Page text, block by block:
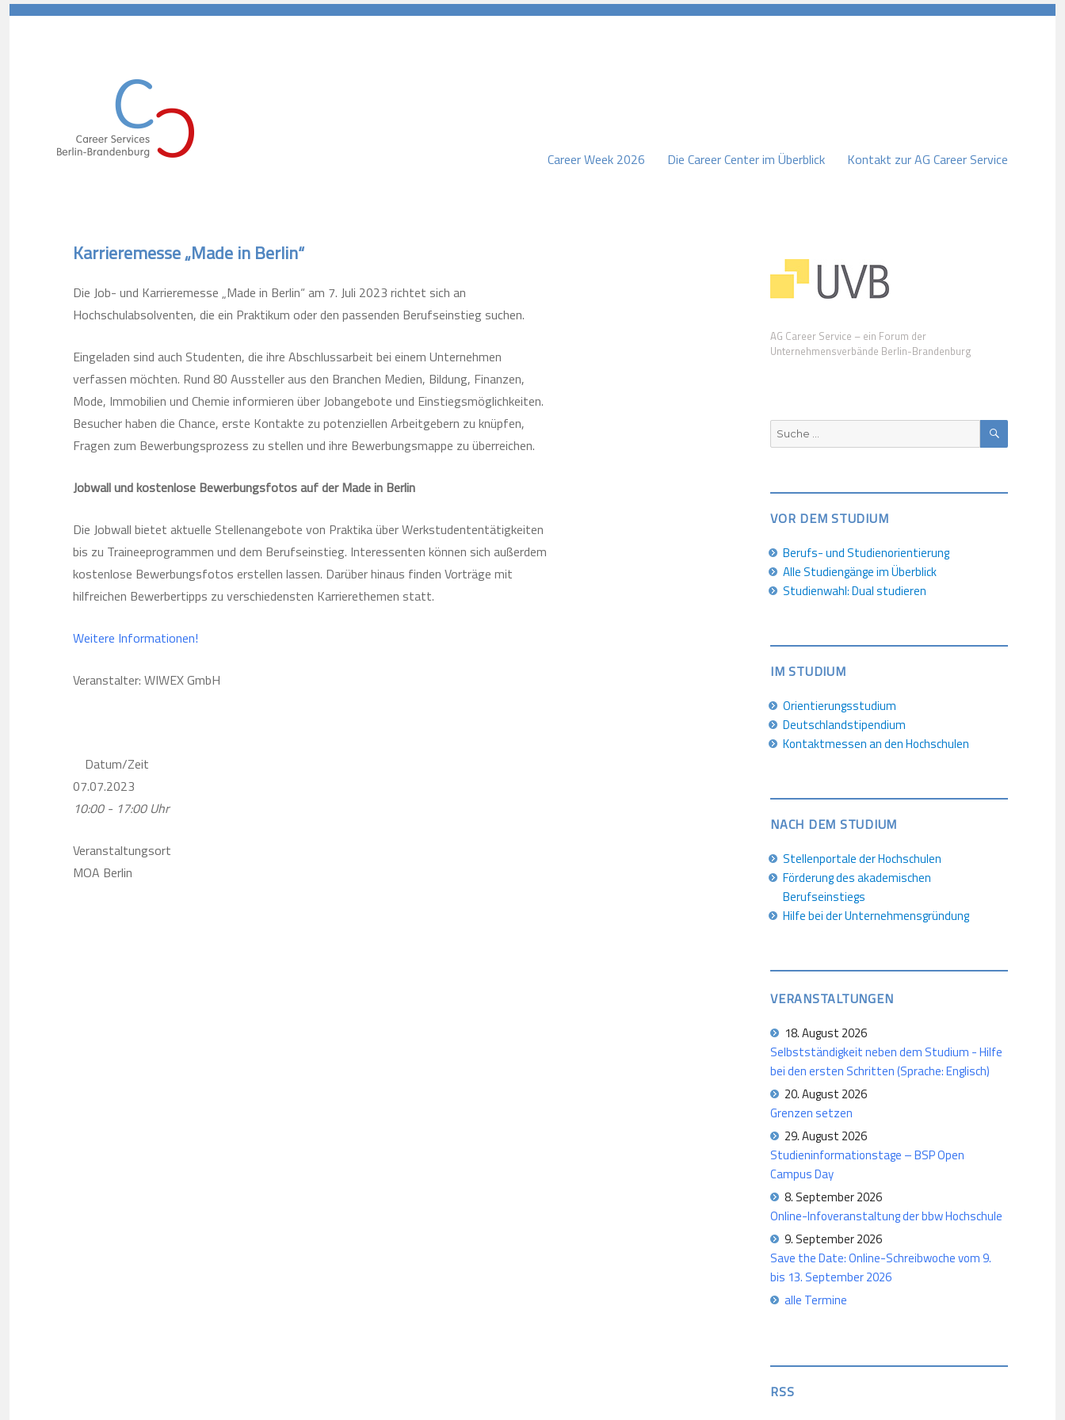
Career Week 2026 Die Career Center im Überblick Kontakt zur AG Career Service
Karrieremesse „Made in Berlin“
Die Job- und Karrieremesse „Made in Berlin“ am 7. Juli 2023 richtet sich an
Hochschulabsolventen, die ein Praktikum oder den passenden Berufseinstieg suchen.
Eingeladen sind auch Studenten, die ihre Abschlussarbeit bei einem Unternehmen
verfassen möchten. Rund 80 Aussteller aus den Branchen Medien, Bildung, Finanzen,
Mode, Immobilien und Chemie informieren über Jobangebote und Einstiegsmöglichkeiten.
Besucher haben die Chance, erste Kontakte zu potenziellen Arbeitgebern zu knüpfen,
Fragen zum Bewerbungsprozess zu stellen und ihre Bewerbungsmappe zu überreichen.
Jobwall und kostenlose Bewerbungsfotos auf der Made in Berlin
Die Jobwall bietet aktuelle Stellenangebote von Praktika über Werkstudententätigkeiten
bis zu Traineeprogrammen und dem Berufseinstieg. Interessenten können sich außerdem
kostenlose Bewerbungsfotos erstellen lassen. Darüber hinaus finden Vorträge mit
hilfreichen Bewerbertipps zu verschiedensten Karrierethemen statt.
Weitere Informationen!
Veranstalter: WIWEX GmbH
Datum/Zeit
07.07.2023
10:00 - 17:00 Uhr
Veranstaltungsort
MOA Berlin
AG Career Service – ein Forum der
Unternehmensverbände Berlin-Brandenburg
Suche
nach:
SUCHEN
VOR DEM STUDIUM
Berufs- und Studienorientierung
Alle Studiengänge im Überblick
Studienwahl: Dual studieren
IM STUDIUM
Orientierungsstudium
Deutschlandstipendium
Kontaktmessen an den Hochschulen
NACH DEM STUDIUM
Stellenportale der Hochschulen
Förderung des akademischen
Berufseinstiegs
Hilfe bei der Unternehmensgründung
VERANSTALTUNGEN
18. August 2026
Selbstständigkeit neben dem Studium - Hilfe
bei den ersten Schritten (Sprache: Englisch)
20. August 2026
Grenzen setzen
29. August 2026
Studieninformationstage – BSP Open
Campus Day
8. September 2026
Online-Infoveranstaltung der bbw Hochschule
9. September 2026
Save the Date: Online-Schreibwoche vom 9.
bis 13. September 2026
alle Termine
RSS